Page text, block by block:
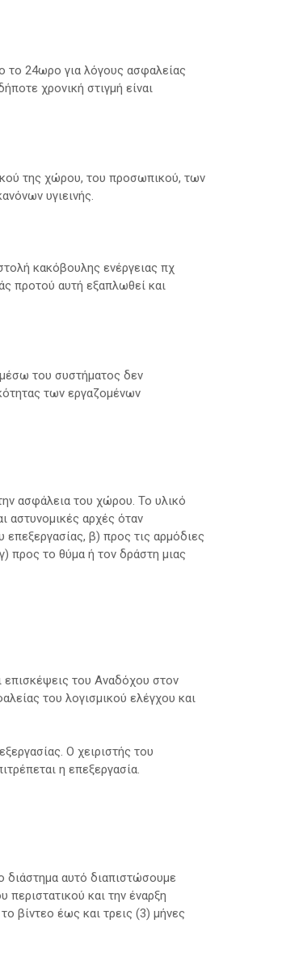
το 24ωρο για λόγους ασφαλείας
χρονική στιγμή είναι
της χώρου, του προσωπικού, των
υγιεινής.
κακόβουλης ενέργειας πχ
προτού αυτή εξαπλωθεί και
του συστήματος δεν
των εργαζομένων
ασφάλεια του χώρου. Το υλικό
αστυνομικές αρχές όταν
β) προς τις αρμόδιες
προς το θύμα ή τον δράστη μιας
του Αναδόχου στον
του λογισμικού ελέγχου και
Ο χειριστής του
η επεξεργασία.
διάστημα αυτό διαπιστώσουμε
και την έναρξη
βίντεο έως και τρεις (3) μήνες